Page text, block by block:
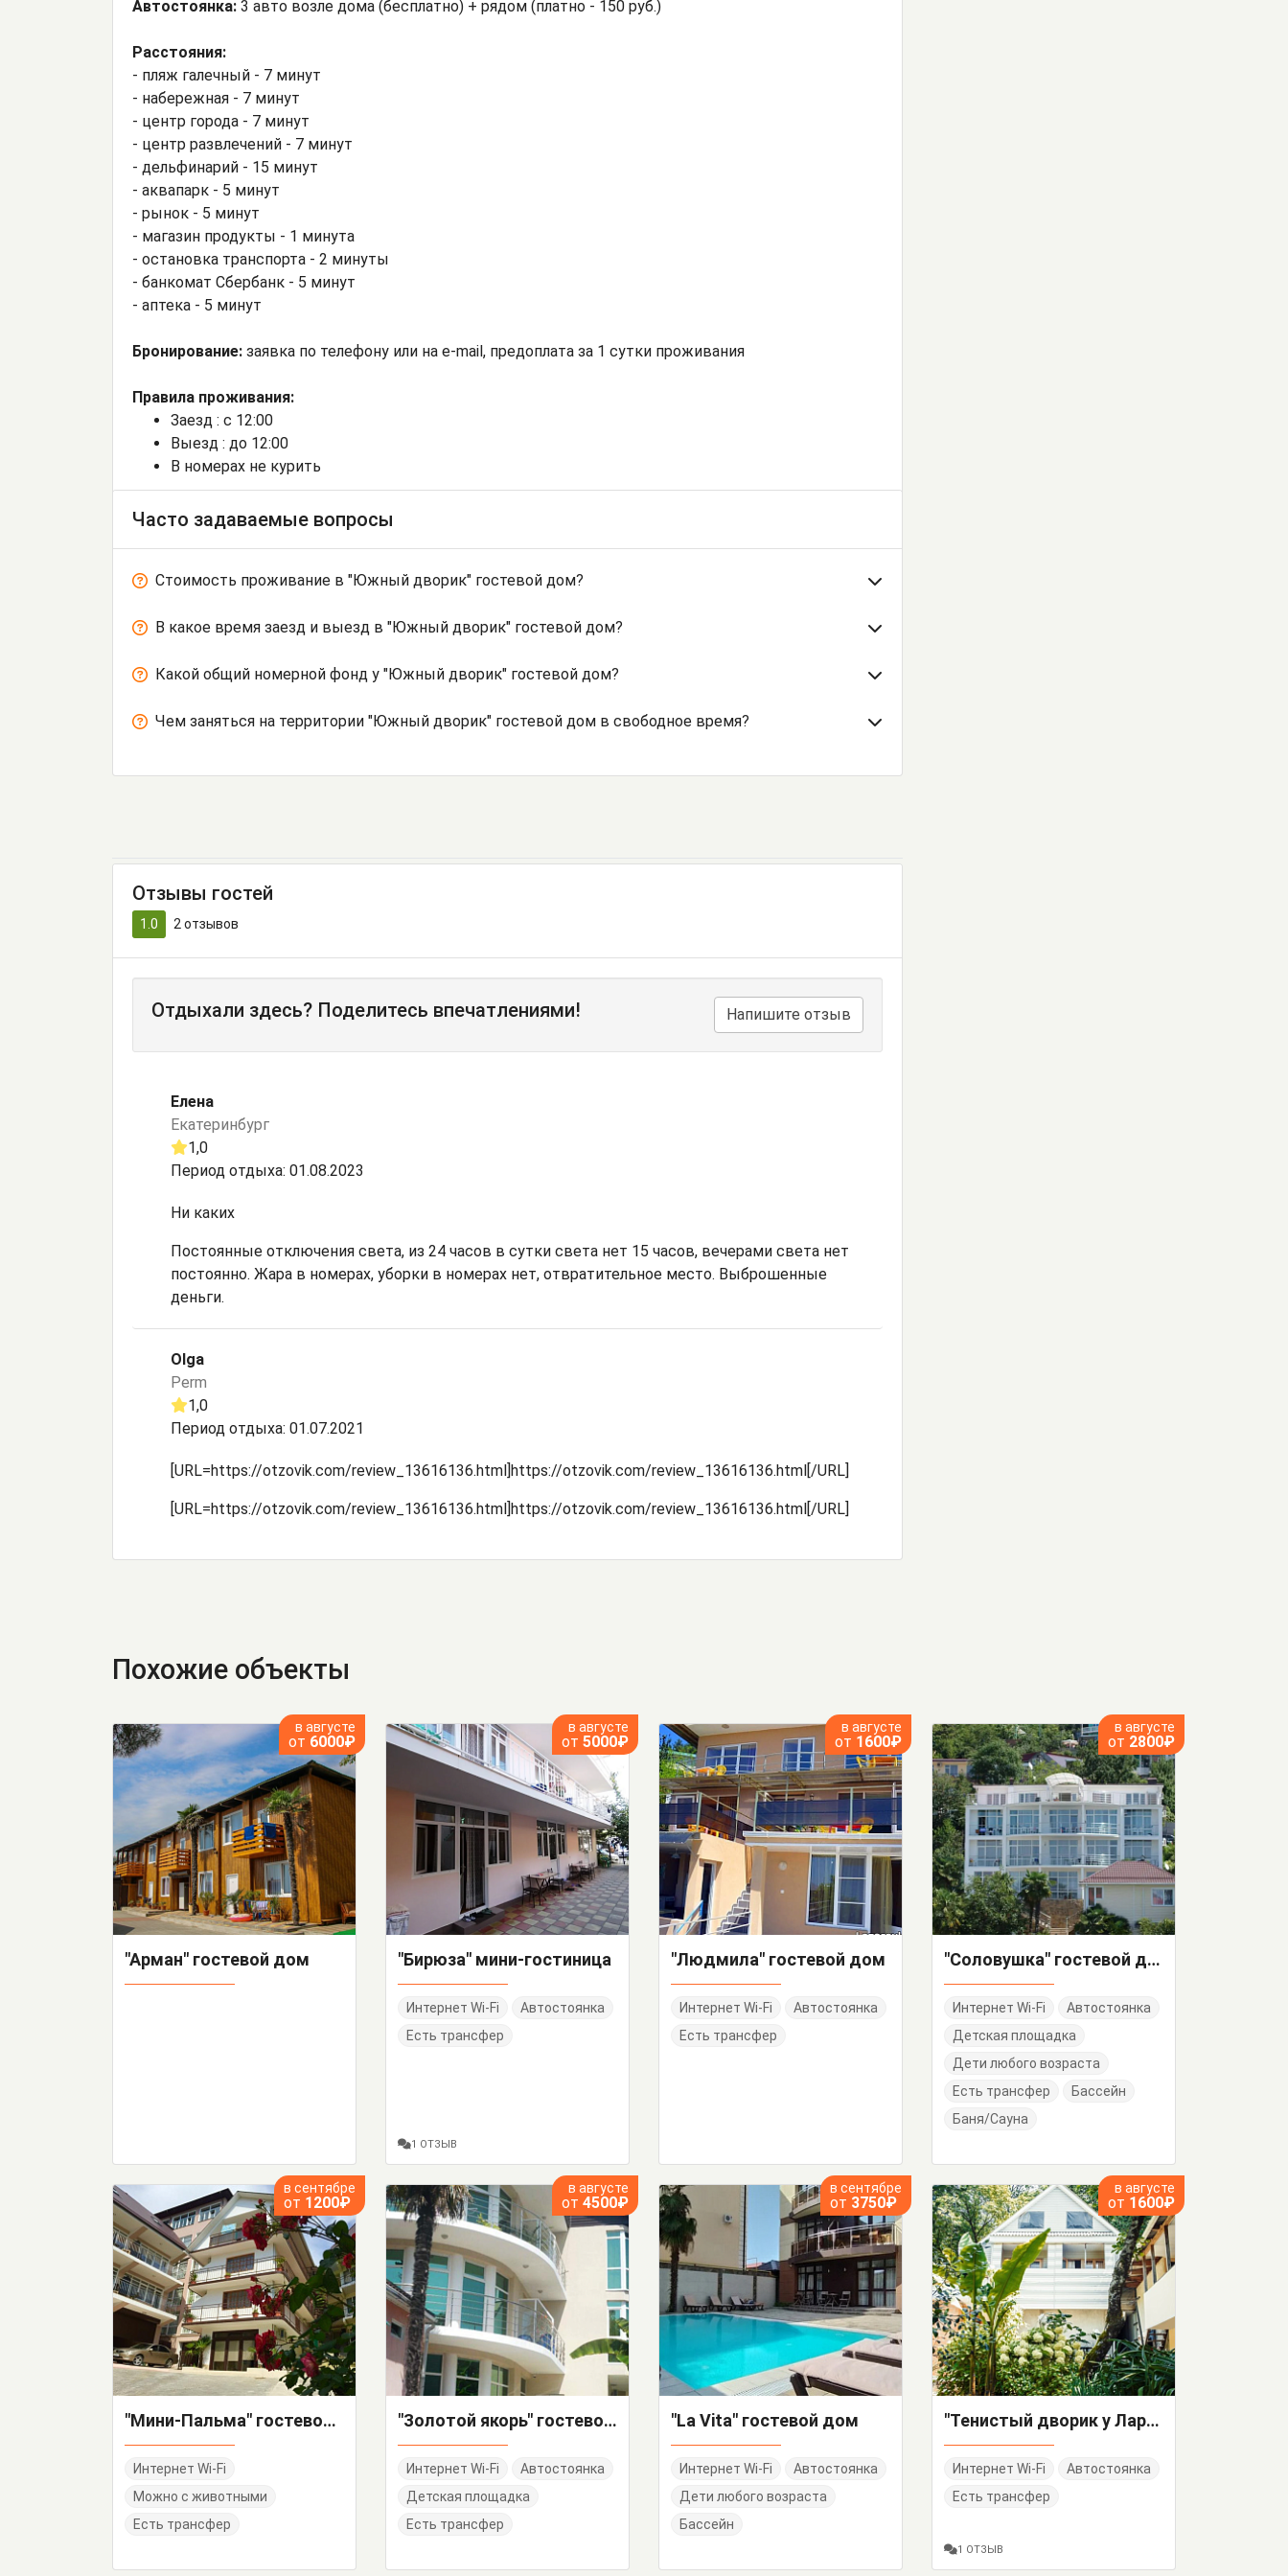
Автостоянка: 3 авто возле дома (бесплатно) + рядом (платно - 150 руб.)
Расстояния:
- пляж галечный - 7 минут
- набережная - 7 минут
- центр города - 7 минут
- центр развлечений - 7 минут
- дельфинарий - 15 минут
- аквапарк - 5 минут
- рынок - 5 минут
- магазин продукты - 1 минута
- остановка транспорта - 2 минуты
- банкомат Сбербанк - 5 минут
- аптека - 5 минут
Бронирование: заявка по телефону или на e-mail, предоплата за 1 сутки проживания
Правила проживания:
Заезд : с 12:00
Выезд : до 12:00
В номерах не курить
Часто задаваемые вопросы
Стоимость проживание в "Южный дворик" гостевой дом?
В какое время заезд и выезд в "Южный дворик" гостевой дом?
Какой общий номерной фонд у "Южный дворик" гостевой дом?
Чем заняться на территории "Южный дворик" гостевой дом в свободное время?
Отзывы гостей
1.0 2 отзывов
Отдыхали здесь? Поделитесь впечатлениями! Напишите отзыв
Елена
Екатеринбург
1,0
Период отдыха: 01.08.2023
Ни каких
Постоянные отключения света, из 24 часов в сутки света нет 15 часов, вечерами света нет
постоянно. Жара в номерах, уборки в номерах нет, отвратительное место. Выброшенные
деньги.
Olga
Perm
1,0
Период отдыха: 01.07.2021
[URL=https://otzovik.com/review_13616136.html]https://otzovik.com/review_13616136.html[/URL]
[URL=https://otzovik.com/review_13616136.html]https://otzovik.com/review_13616136.html[/URL]
Похожие объекты
в августе
от 6000₽
"Арман" гостевой дом
в августе
от 5000₽
"Бирюза" мини-гостиница
Интернет Wi-Fi
Автостоянка
Есть трансфер
1 ОТЗЫВ
в августе
от 1600₽
"Людмила" гостевой дом
Интернет Wi-Fi
Автостоянка
Есть трансфер
в августе
от 2800₽
"Соловушка" гостевой дом
Интернет Wi-Fi
Автостоянка
Детская площадка
Дети любого возраста
Есть трансфер
Бассейн
Баня/Сауна
в сентябре
от 1200₽
"Мини-Пальма" гостевой дом
Интернет Wi-Fi
Можно с животными
Есть трансфер
в августе
от 4500₽
"Золотой якорь" гостевой дом
Интернет Wi-Fi
Автостоянка
Детская площадка
Есть трансфер
в сентябре
от 3750₽
"La Vita" гостевой дом
Интернет Wi-Fi
Автостоянка
Дети любого возраста
Бассейн
в августе
от 1600₽
"Тенистый дворик у Ларисы" частный сектор
Интернет Wi-Fi
Автостоянка
Есть трансфер
1 ОТЗЫВ